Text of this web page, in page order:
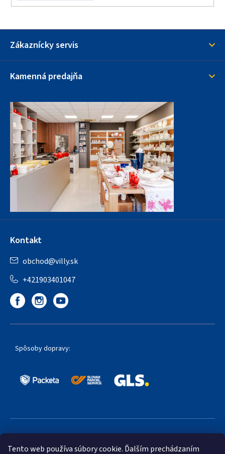
Tento web používa súbory cookie. Ďalším prechádzaním
Zákaznícky servis
Kamenná predajňa
Kontakt
obchod@villy.sk
+421903401047
Spôsoby dopravy: